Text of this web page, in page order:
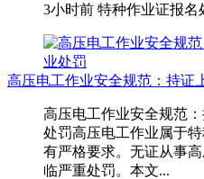
3小时前 特种作业证报名
高压电工作业安全规范：持证
高压电工作业安全规范
处罚高压电工作业属于
有严格要求。无证从事
临严重处罚。本文...